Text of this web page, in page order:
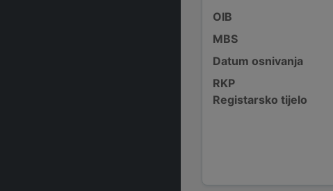
OIB
MBS
Datum osnivanja
RKP
Registarsko tijelo